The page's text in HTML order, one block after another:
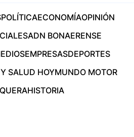
POLÍTICAECONOMÍAOPINIÓN
ADN BONAERENSE
EMPRESASDEPORTES
SALUD HOYMUNDO MOTOR
HISTORIA